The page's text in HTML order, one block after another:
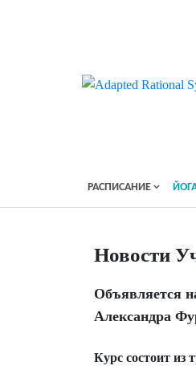
РАСПИСАНИЕ
Новости
Объявляется
Александра
Курс состоит из